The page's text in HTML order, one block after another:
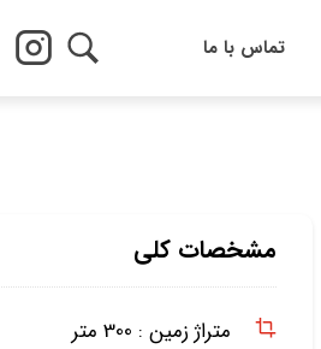
تماس با ما
مشخصات کلی
متراژ زمین : 300 متر